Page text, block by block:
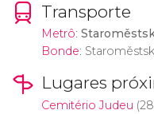
Transporte
Metrô:
Bonde:
Lugares
Cemitério Judeu